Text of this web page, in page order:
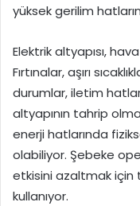
yüksek gerilim
Elektrik altyapısı,
Fırtınalar, aşırı
durumlar, iletim
altyapının tahrip
enerji hatlarında
olabiliyor. Şebeke
etkisini azaltmak
kullanıyor.